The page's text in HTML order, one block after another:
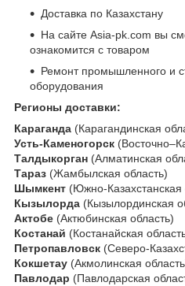
Доставка по Казахстану
На сайте Asia-pk.com вы
ознакомится с товаром
Ремонт промышленного и
оборудования
Регионы доставки:
Караганда (Карагандинская
Усть-Каменогорск
Талдыкорган (Алматинская
Тараз (Жамбылская область)
Шымкент (Южно-Казахстанская
Кызылорда (Кызылординская
Актобе (Актюбинская область)
Костанай (Костанайская
Петропавловск (Северо-
Кокшетау (Акмолинская
Павлодар (Павлодарская